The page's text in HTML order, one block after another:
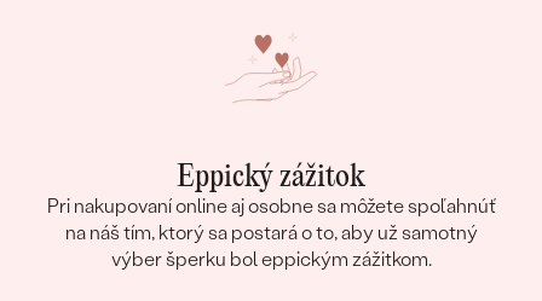
Eppický zážitok
Pri nakupovaní online aj osobne sa môžete spoľahnúť
na náš tím, ktorý sa postará o to, aby už samotný
výber šperku bol eppickým zážitkom.